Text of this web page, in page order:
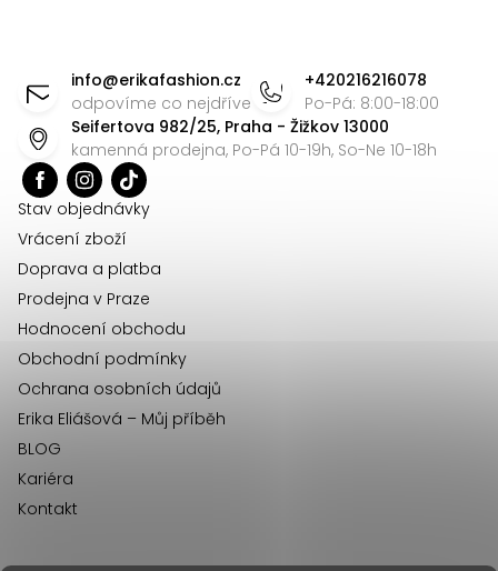
info@erikafashion.cz
odpovíme co nejdříve
+420216216078
Po-Pá: 8:00-18:00
Seifertova 982/25, Praha - Žižkov 13000
kamenná prodejna, Po-Pá 10-19h, So-Ne 10-18h
Stav objednávky
Vrácení zboží
Doprava a platba
Prodejna v Praze
Hodnocení obchodu
Obchodní podmínky
Ochrana osobních údajů
Erika Eliášová – Můj příběh
BLOG
Kariéra
Kontakt